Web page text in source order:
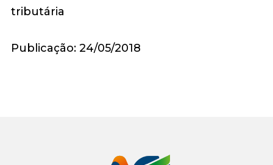
Publicação: 24/05/2018